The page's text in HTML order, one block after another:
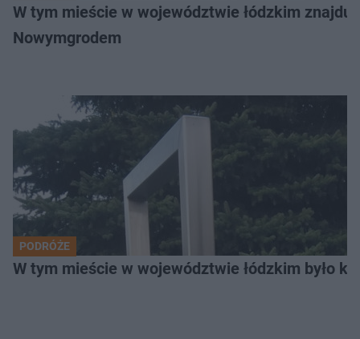
W tym mieście w województwie łódzkim
Nowymgrodem
PODRÓŻE
W tym mieście w województwie łódzkim było